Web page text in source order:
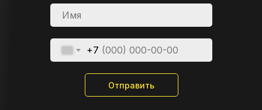
+7
Отправить